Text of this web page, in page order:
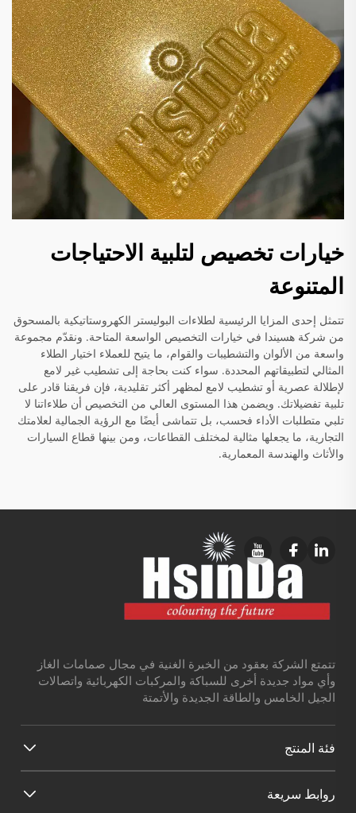
خيارات تخصيص لتلبية الاحتياجات
المتنوعة
تتمثل إحدى المزايا الرئيسية لطلاءات البوليستر الكهروستاتيكية بالمسحوق
من شركة هسيندا في خيارات التخصيص الواسعة المتاحة. ونقدّم مجموعة
واسعة من الألوان والتشطيبات والقوام، ما يتيح للعملاء اختيار الطلاء
المثالي لتطبيقاتهم المحددة. سواء كنت بحاجة إلى تشطيب غير لامع
لإطلالة عصرية أو تشطيب لامع لمظهر أكثر تقليدية، فإن فريقنا قادر على
تلبية تفضيلاتك. ويضمن هذا المستوى العالي من التخصيص أن طلاءاتنا لا
تلبي متطلبات الأداء فحسب، بل تتماشى أيضًا مع الرؤية الجمالية لعلامتك
التجارية، ما يجعلها مثالية لمختلف القطاعات، ومن بينها قطاع السيارات
والأثاث والهندسة المعمارية.
تتمتع الشركة بعقود من الخبرة الغنية في مجال صمامات الغاز
وأي مواد جديدة أخرى للسباكة والمركبات الكهربائية واتصالات
الجيل الخامس والطاقة الجديدة والأتمتة
فئة المنتج
روابط سريعة